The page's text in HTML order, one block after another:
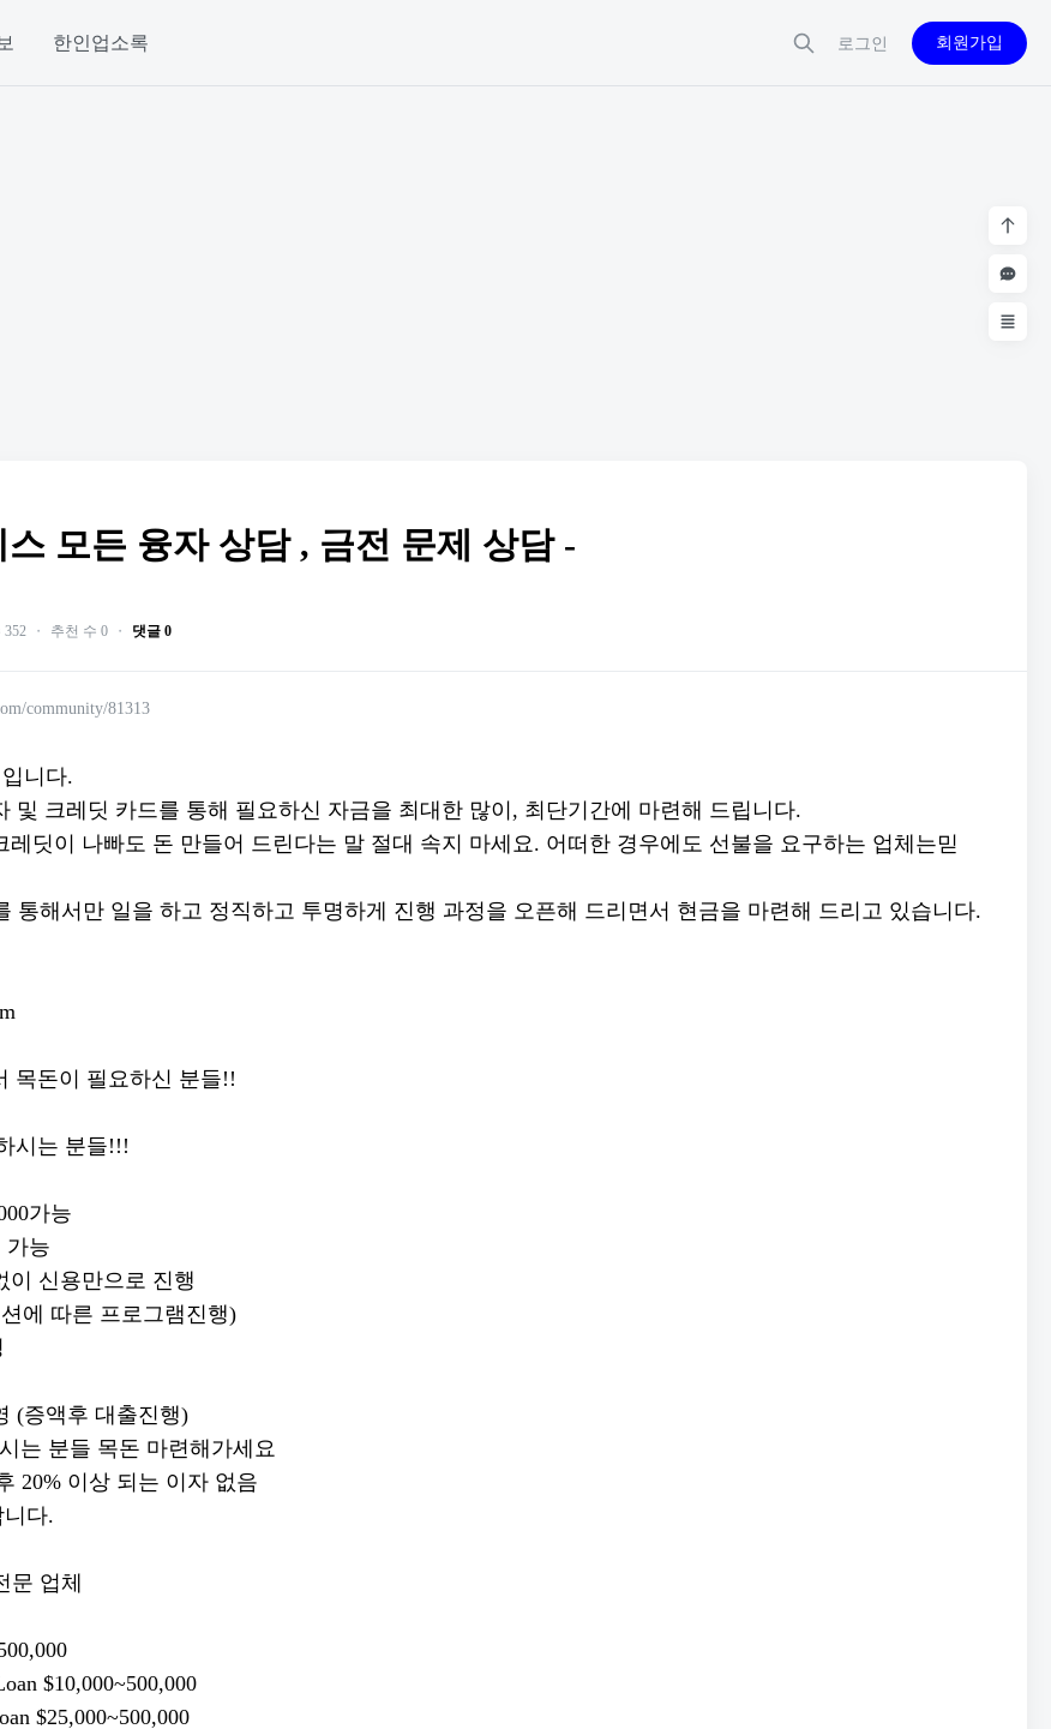
한인업소록 로그인 회원가입
모든 융자 상담 , 금전 문제 상담 -
352 ・ 추천 수 0 ・ 댓글 0
community/81313
니다.
및 크레딧 카드를 통해 필요하신 자금을 최대한 많이, 최단기간에 마련해 드립니다.
레딧이 나빠도 돈 만들어 드린다는 말 절대 속지 마세요. 어떠한 경우에도 선불을 요구하는 업체는믿
통해서만 일을 하고 정직하고 투명하게 진행 과정을 오픈해 드리면서 현금을 마련해 드리고 있습니다.
목돈이 필요하신 분들!!
시는 분들!!!
가능
가능
이 신용만으로 진행
에 따른 프로그램진행)
(증액후 대출진행)
는 분들 목돈 마련해가세요
20% 이상 되는 이자 없음
다.
문 업체
$10,000~500,000
$25,000~500,000